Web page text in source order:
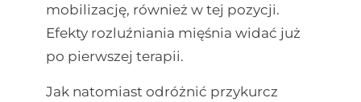
mobilizację, również w tej pozycji.
Efekty rozluźniania mięśnia widać już
po pierwszej terapii.
Jak natomiast odróżnić przykurcz